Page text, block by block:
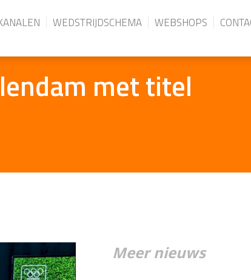
WEDSTRIJDSCHEMA WEBSHOPS
met titel
Meer nieuws